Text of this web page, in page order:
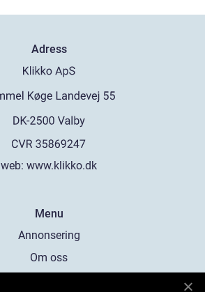
Adress
web: www.klikko.dk
Menu
Annonsering
Om oss